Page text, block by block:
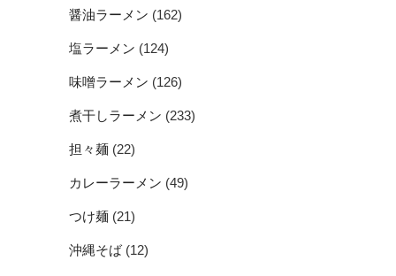
醤油ラーメン (162)
塩ラーメン (124)
味噌ラーメン (126)
煮干しラーメン (233)
担々麺 (22)
カレーラーメン (49)
つけ麺 (21)
沖縄そば(12)